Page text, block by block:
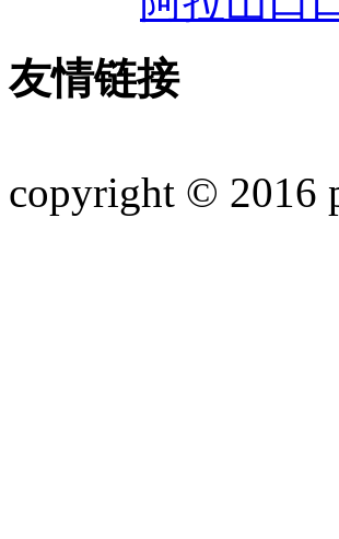
友情链接
copyright © 2016